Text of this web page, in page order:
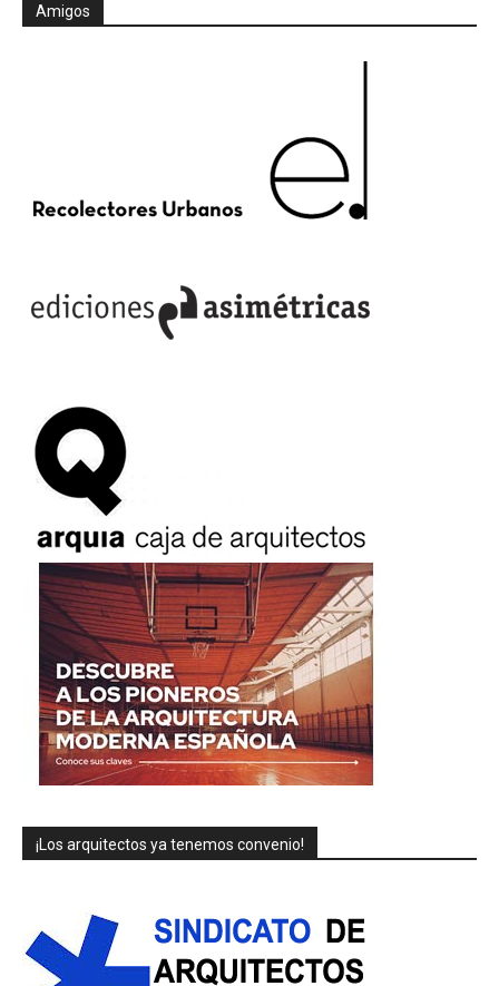
Amigos
¡Los arquitectos ya tenemos convenio!